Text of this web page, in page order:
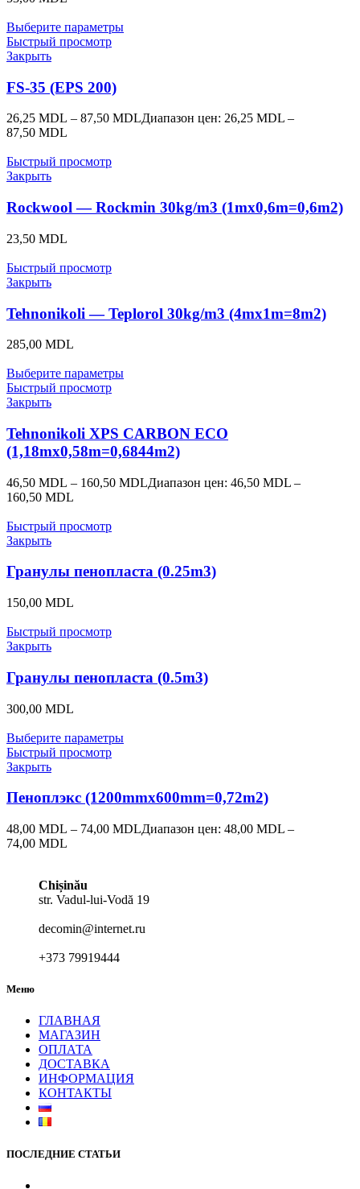
Выберите параметры
Быстрый просмотр
Закрыть
FS-35 (EPS 200)
26,25 MDL – 87,50 MDLДиапазон цен: 26,25 MDL –
87,50 MDL
Быстрый просмотр
Закрыть
Rockwool — Rockmin 30kg/m3 (1mx0,6m=0,6m2)
23,50 MDL
Быстрый просмотр
Закрыть
Tehnonikoli — Teplorol 30kg/m3 (4mx1m=8m2)
285,00 MDL
Выберите параметры
Быстрый просмотр
Закрыть
Tehnonikoli XPS CARBON ECO
(1,18mx0,58m=0,6844m2)
46,50 MDL – 160,50 MDLДиапазон цен: 46,50 MDL –
160,50 MDL
Быстрый просмотр
Закрыть
Гранулы пенопласта (0.25m3)
150,00 MDL
Быстрый просмотр
Закрыть
Гранулы пенопласта (0.5m3)
300,00 MDL
Выберите параметры
Быстрый просмотр
Закрыть
Пеноплэкс (1200mmx600mm=0,72m2)
48,00 MDL – 74,00 MDLДиапазон цен: 48,00 MDL –
74,00 MDL
Chișinău
str. Vadul-lui-Vodă 19
decomin@internet.ru
+373 79919444
Меню
ГЛАВНАЯ
МАГАЗИН
ОПЛАТА
ДОСТАВКА
ИНФОРМАЦИЯ
КОНТАКТЫ
ПОСЛЕДНИЕ СТАТЬИ